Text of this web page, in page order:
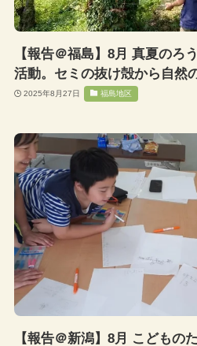
【報告＠福島】8月 真夏のろ
活動。セミの抜け殻から自然
2025年8月27日 福島地区
【報告＠新潟】8月 こどもの